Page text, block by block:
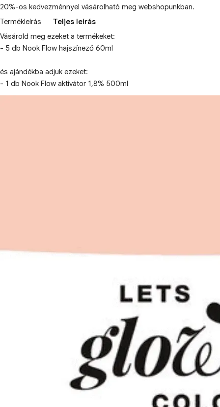
20%-os kedvezménnyel vásárolható meg webshopunkban.
Termékleírás
Teljes leírás
Vásárold meg ezeket a termékeket:
- 5 db Nook Flow hajszínező 60ml
és ajándékba adjuk ezeket:
- 1 db Nook Flow aktivátor 1,8% 500ml